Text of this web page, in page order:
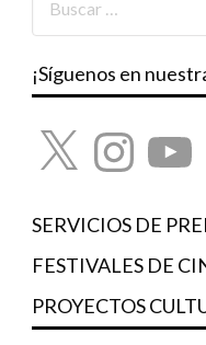
¡Síguenos en
X InstagramYouTube
SERVICIOS DE
FESTIVALES DE
PROYECTOS